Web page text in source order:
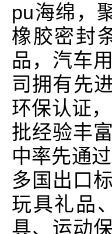
pu海绵，
橡胶密封
品，汽车
司拥有先
环保认证
批经验丰
中率先通
多国出口
玩具礼品
具、运动